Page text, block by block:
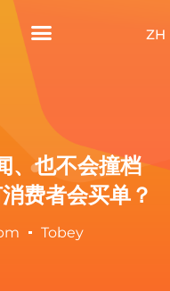
ZH
、也不会撞档
费者会买单？
Tobey